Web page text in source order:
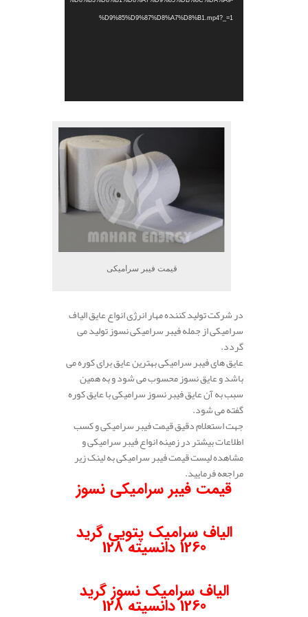
%D9%85%D9%87%D8%A7%D8%B1.mp4?_=1
قیمت فیبر سرامیکی
در شرکت تولید کننده مهار انرژی انواع عایق الیاف
سرامیکی از جمله فیبر سرامیکی نسوز تولید می
گردد.
عایق های فیبر سرامیکی بهترین عایق برای کوره می
باشد و عایق نسوز محسوب می شود و به همین
سبب به آن عایق فیبر نسوز سرامیکی با عایق کوره
گفته می شود.
جهت استعلام دقیق قیمت فیبر سرامیکی و کسب
اطلاعات بیشتر در زمینه انواع فیبر سرامیکی و
مشاهده لیست قیمت فیبر سرامیکی به لینک زیر
مراجعه فرمایید.
قیمت فیبر سرامیکی نسوز
الیاف سرامیک پتویی گرید
1260 دانسیته 128
الیاف سرامیک نسوز گرید
1260 دانسیته 128